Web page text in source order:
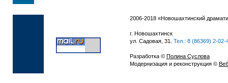
2006-2018 «Новошахтинский
г. Новошахтинск
ул. Садовая, 31. Тел.: 8 (86369) 2-02-
Разработка © Полина Суслова
Модернизация и реконструкция ©